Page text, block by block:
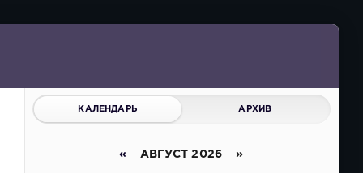
КАЛЕНДАРЬ АРХИВ
« АВГУСТ 2026 »